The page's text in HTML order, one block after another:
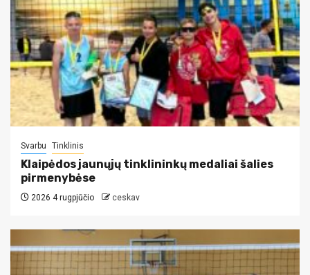
Svarbu Tinklinis
Klaipėdos jaunųjų tinklininkų medaliai šalies
pirmenybėse
2026 4 rugpjūčio ceskav